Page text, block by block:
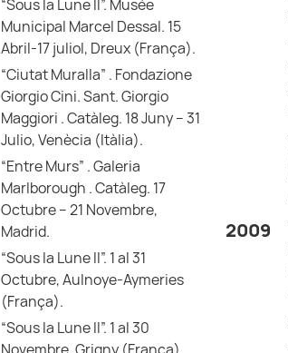
“Sous la Lune II”. Musée
Municipal Marcel Dessal. 15
Abril-17 juliol, Dreux (França).
“Ciutat Muralla” . Fondazione
Giorgio Cini. Sant. Giorgio
Maggiori . Catàleg. 18 Juny – 31
Julio, Venècia (Itàlia).
“Entre Murs” . Galeria
Marlborough . Catàleg. 17
Octubre – 21 Novembre,
Madrid.
“Sous la Lune II”. 1 al 31
Octubre, Aulnoye-Aymeries
(França).
“Sous la Lune II”. 1 al 30
2009